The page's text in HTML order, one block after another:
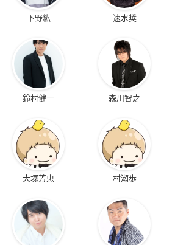
下野紘 速水奨
鈴村健一 森川智之
大塚芳忠 村瀬歩